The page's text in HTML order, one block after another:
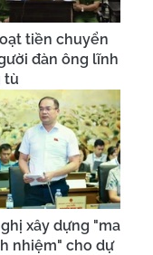
tiền chuyển
đàn ông lĩnh
tù
xây dựng "ma
nhiệm" cho dự